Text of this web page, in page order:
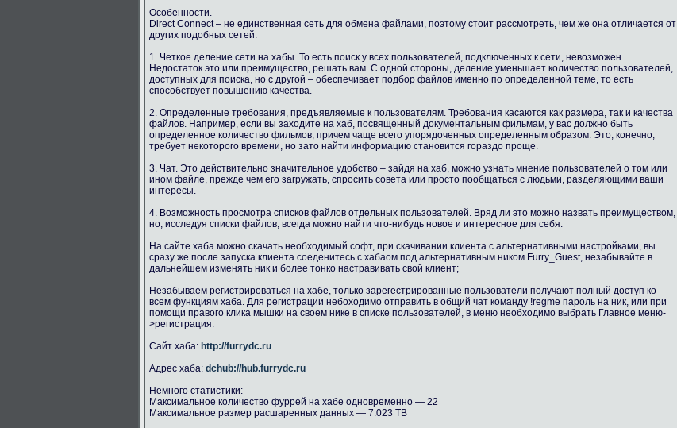
Особенности.
Direct Connect – не единственная сеть для обмена файлами, поэтому стоит рассмотреть, чем же она отличается от
других подобных сетей.
1. Четкое деление сети на хабы. То есть поиск у всех пользователей, подключенных к сети, невозможен.
Недостаток это или преимущество, решать вам. С одной стороны, деление уменьшает количество пользователей,
доступных для поиска, но с другой – обеспечивает подбор файлов именно по определенной теме, то есть
способствует повышению качества.
2. Определенные требования, предъявляемые к пользователям. Требования касаются как размера, так и качества
файлов. Например, если вы заходите на хаб, посвященный документальным фильмам, у вас должно быть
определенное количество фильмов, причем чаще всего упорядоченных определенным образом. Это, конечно,
требует некоторого времени, но зато найти информацию становится гораздо проще.
3. Чат. Это действительно значительное удобство – зайдя на хаб, можно узнать мнение пользователей о том или
ином файле, прежде чем его загружать, спросить совета или просто пообщаться с людьми, разделяющими ваши
интересы.
4. Возможность просмотра списков файлов отдельных пользователей. Вряд ли это можно назвать преимуществом,
но, исследуя списки файлов, всегда можно найти что-нибудь новое и интересное для себя.
На сайте хаба можно скачать необходимый софт, при скачивании клиента с альтернативными настройками, вы
сразу же после запуска клиента соеденитесь с хабаом под альтернативным ником Furry_Guest, незабывайте в
дальнейшем изменять ник и более тонко настравивать свой клиент;
Незабываем регистрироваться на хабе, только зарегестрированные пользователи получают полный доступ ко
всем функциям хаба. Для регистрации небоходимо отправить в общий чат команду !regme пароль на ник, или при
помощи правого клика мышки на своем нике в списке пользователей, в меню необходимо выбрать Главное меню-
>регистрация.
Сайт хаба: http://furrydc.ru
Адрес хаба: dchub://hub.furrydc.ru
Немного статистики:
Максимальное количество фуррей на хабе одновременно — 22
Максимальное размер расшаренных данных — 7.023 TB